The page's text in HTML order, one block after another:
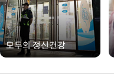
모두의 정신건강